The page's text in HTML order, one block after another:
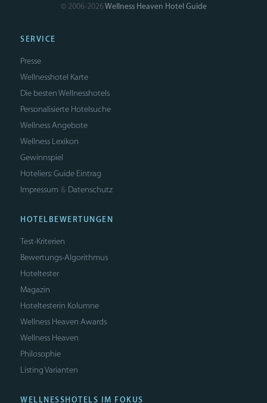
© 2006-2026Wellness Heaven Hotel Guide
SERVICE
Presse
Wellnesshotel Karte
Die besten Wellnesshotels
Personalisierte Hotelsuche
Wellness Angebote
Wellness Lexikon
Gewinnspiel
Hoteliers: Guide Eintrag
Impressum & Datenschutz
HOTELBEWERTUNGEN
Test-Kriterien
Bewertungs-Algorithmus
Hoteltester
Magazin
Hoteltesterin Kolumne
Wellness Heaven Awards
Wellness Heaven
Philosophie
Listing Varianten
WELLNESSHOTELS IM FOKUS